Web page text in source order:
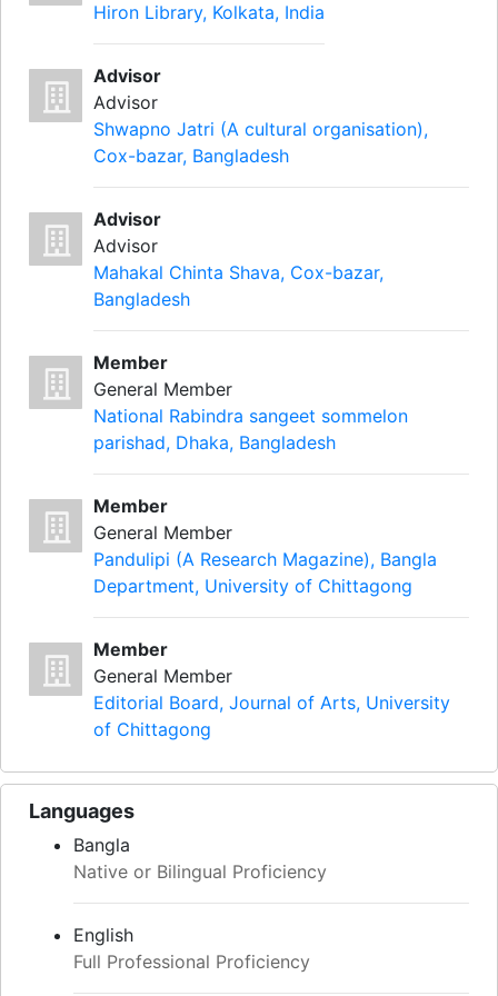
Hiron Library, Kolkata, India
Advisor
Advisor
Shwapno Jatri (A cultural organisation),
Cox-bazar, Bangladesh
Advisor
Advisor
Mahakal Chinta Shava, Cox-bazar,
Bangladesh
Member
General Member
National Rabindra sangeet sommelon
parishad, Dhaka, Bangladesh
Member
General Member
Pandulipi (A Research Magazine), Bangla
Department, University of Chittagong
Member
General Member
Editorial Board, Journal of Arts, University
of Chittagong
Languages
Bangla
Native or Bilingual Proficiency
English
Full Professional Proficiency